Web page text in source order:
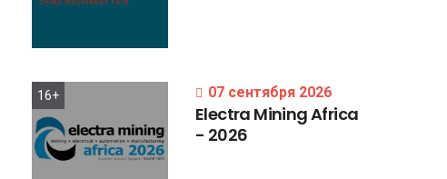
16+ 07 сентября 2026
Electra MiningAfrica
- 2026